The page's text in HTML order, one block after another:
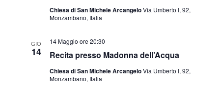
Chiesa di San Michele ArcangeloVia Umberto I, 92,
Monzambano, Italia
GIO
14 Recita presso Madonna dell’Acqua
14 Maggio ore 20:30
Chiesa di San Michele ArcangeloVia Umberto I, 92,
Monzambano, Italia